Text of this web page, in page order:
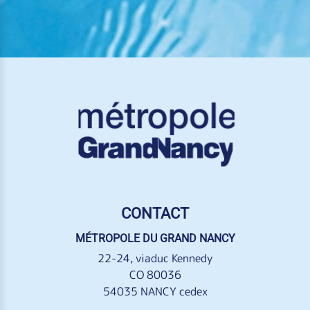
CONTACT
MÉTROPOLE DU GRAND NANCY
22-24, viaduc Kennedy
CO 80036
54035 NANCY cedex